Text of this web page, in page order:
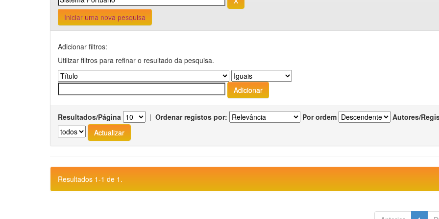
Iniciar uma nova pesquisa
Adicionar filtros:
Utilizar filtros para refinar o resultado da pesquisa.
Resultados/Página | Ordenar registos por: Por ordem Autores/
Resultados 1-1 de 1.